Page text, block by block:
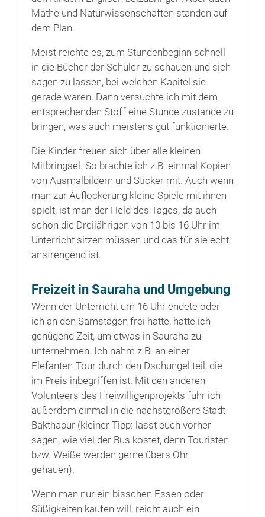
Mathe und Naturwissenschaften standen auf
dem Plan.
Meist reichte es, zum Stundenbeginn schnell
in die Bücher der Schüler zu schauen und sich
sagen zu lassen, bei welchen Kapitel sie
gerade waren. Dann versuchte ich mit dem
entsprechenden Stoff eine Stunde zustande zu
bringen, was auch meistens gut funktionierte.
Die Kinder freuen sich über alle kleinen
Mitbringsel. So brachte ich z.B. einmal Kopien
von Ausmalbildern und Sticker mit. Auch wenn
man zur Auflockerung kleine Spiele mit ihnen
spielt, ist man der Held des Tages, da auch
schon die Dreijährigen von 10 bis 16 Uhr im
Unterricht sitzen müssen und das für sie echt
anstrengend ist.
Freizeit in Sauraha und Umgebung
Wenn der Unterricht um 16 Uhr endete oder
ich an den Samstagen frei hatte, hatte ich
genügend Zeit, um etwas in Sauraha zu
unternehmen. Ich nahm z.B. an einer
Elefanten-Tour durch den Dschungel teil, die
im Preis inbegriffen ist. Mit den anderen
Volunteers des Freiwilligenprojekts fuhr ich
außerdem einmal in die nächstgrößere Stadt
Bakthapur (kleiner Tipp: lasst euch vorher
sagen, wie viel der Bus kostet, denn Touristen
bzw. Weiße werden gerne übers Ohr
gehauen).
Wenn man nur ein bisschen Essen oder
Süßigkeiten kaufen will, reicht auch ein